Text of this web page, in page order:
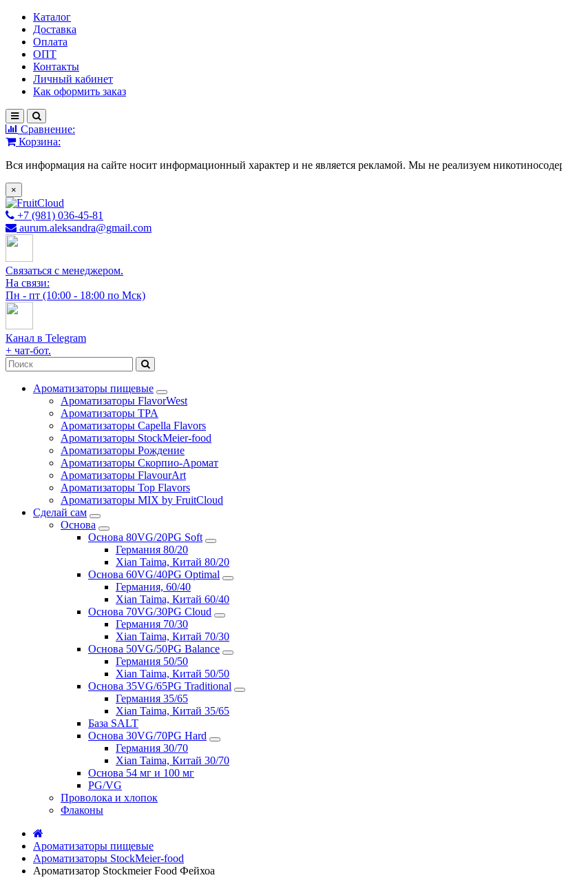
Каталог
Доставка
Оплата
ОПТ
Контакты
Личный кабинет
Как оформить заказ
Сравнение:
Корзина:
Вся информация на сайте носит информационный характер и не является рекламой. Мы не реализуем
×
+7 (981) 036-45-81
aurum.aleksandra@gmail.com
Связаться с менеджером.
На связи:
Пн - пт (10:00 - 18:00 по Мск)
Канал в Telegram
+ чат-бот.
Ароматизаторы пищевые
Ароматизаторы FlavorWest
Ароматизаторы TPA
Ароматизаторы Capella Flavors
Ароматизаторы StockMeier-food
Ароматизаторы Рождение
Ароматизаторы Скорпио-Аромат
Ароматизаторы FlavourArt
Ароматизаторы Top Flavors
Ароматизаторы MIX by FruitCloud
Сделай сам
Основа
Основа 80VG/20PG Soft
Германия 80/20
Xian Taima, Китай 80/20
Основа 60VG/40PG Optimal
Германия, 60/40
Xian Taima, Китай 60/40
Основа 70VG/30PG Cloud
Германия 70/30
Xian Taima, Китай 70/30
Основа 50VG/50PG Balance
Германия 50/50
Xian Taima, Китай 50/50
Основа 35VG/65PG Traditional
Германия 35/65
Xian Taima, Китай 35/65
База SALT
Основа 30VG/70PG Hard
Германия 30/70
Xian Taima, Китай 30/70
Основа 54 мг и 100 мг
PG/VG
Проволока и хлопок
Флаконы
Ароматизаторы пищевые
Ароматизаторы StockMeier-food
Ароматизатор Stockmeier Food Фейхоа